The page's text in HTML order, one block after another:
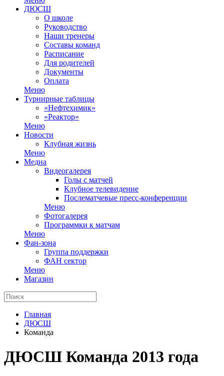
ДЮСШ
О школе
Руководство
Наши тренеры
Составы команд
Расписание
Для родителей
Документы
Оплата
Меню
Турнирные таблицы
«Нефтехимик»
«Реактор»
Меню
Новости
Клубная жизнь
Меню
Медиа
Видеогалерея
Голы с матчей
Клубное телевидение
Послематчевые пресс-конференции
Меню
Фотогалерея
Программки к матчам
Меню
Фан-зона
Группа поддержки
ФАН сектор
Меню
Магазин
Главная
ДЮСШ
Команда
ДЮСШ Команда 2013 года